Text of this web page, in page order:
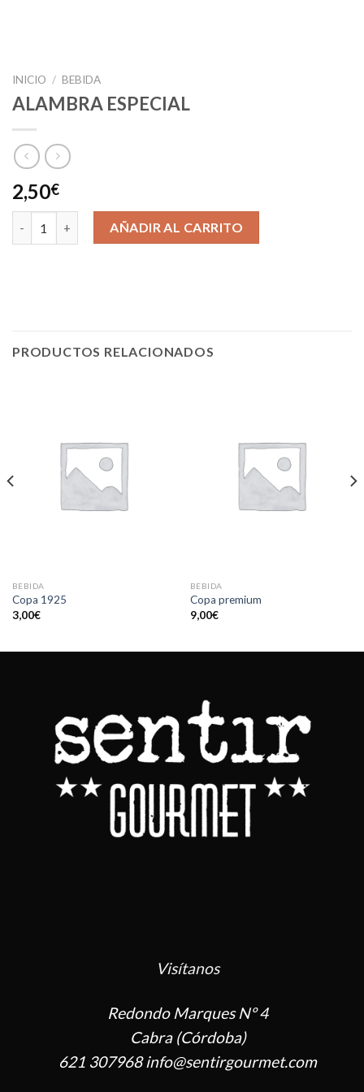
INICIO / BEBIDA
ALAMBRA ESPECIAL
2,50€
ALAMBRA ESPECIAL cantidadAÑADIR AL CARRITO
PRODUCTOS RELACIONADOS
BEBIDA
Copa 1925
3,00€
BEBIDA
Copa premium
9,00€
Visítanos
Redondo Marques Nº 4
Cabra (Córdoba)
621 307968 info@sentirgourmet.com